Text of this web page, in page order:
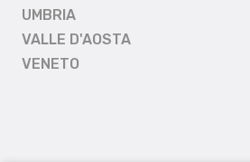
UMBRIA
VALLE D'AOSTA
VENETO